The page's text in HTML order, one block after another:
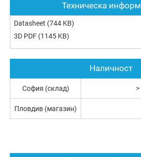
Техническа
Datasheet (744 KB)
3D PDF (1145 KB)
Наличност
София (склад)
Пловдив (магазин)